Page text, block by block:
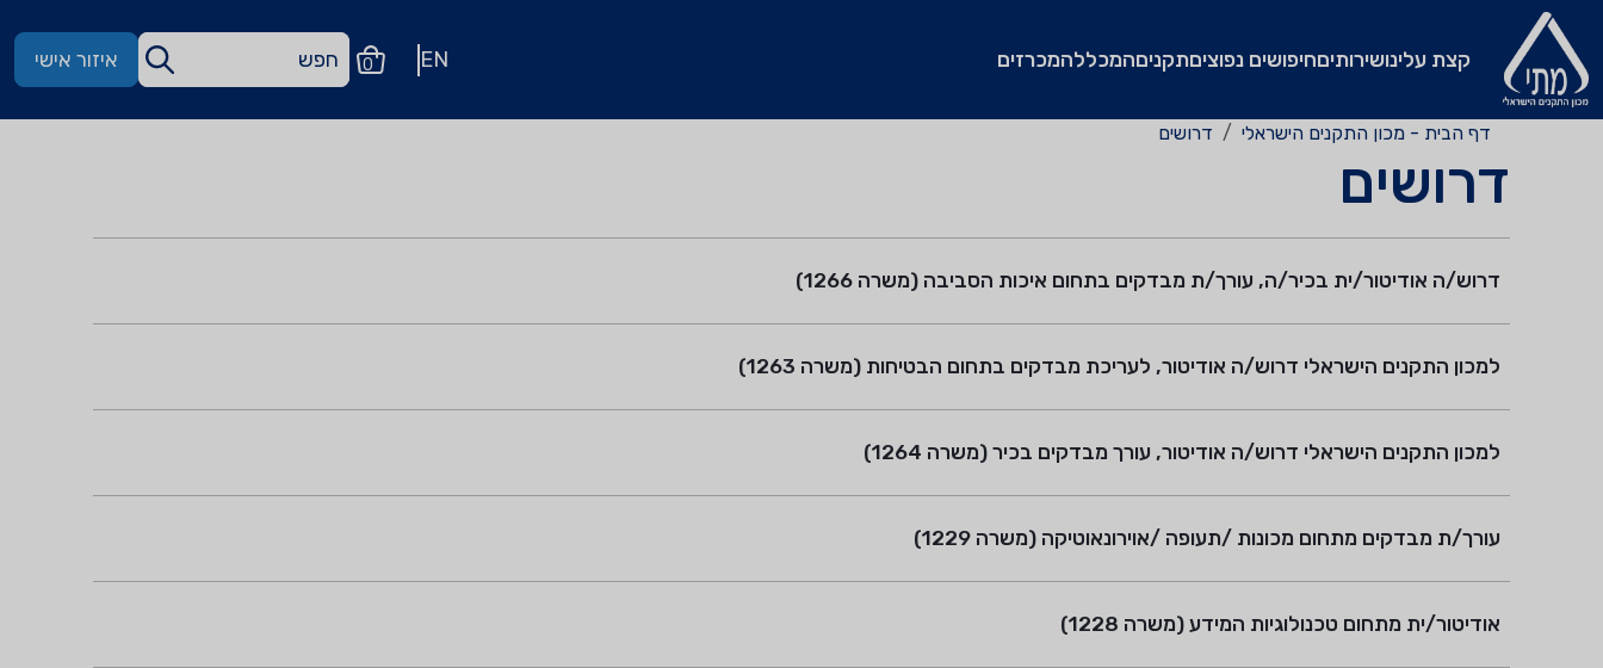
קצת עלינושירותיםחיפושים נפוציםתקניםהמכללהמכרזים EN
0 איזור אישי
דף הבית - מכון התקנים הישראלי דרושים
דרושים
דרוש/ה אודיטור/ית בכיר/ה, עורך/ת מבדקים בתחום איכות הסביבה (משרה 1266)
למכון התקנים הישראלי דרוש/ה אודיטור, לעריכת מבדקים בתחום הבטיחות (משרה 1263)
למכון התקנים הישראלי דרוש/ה אודיטור, עורך מבדקים בכיר (משרה 1264)
עורך/ת מבדקים מתחום מכונות /תעופה /אוירונאוטיקה (משרה 1229)
אודיטור/ית מתחום טכנולוגיות המידע (משרה 1228)